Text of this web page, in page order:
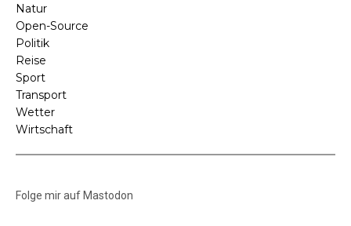
Natur
Open-Source
Politik
Reise
Sport
Transport
Wetter
Wirtschaft
Folge mir auf Mastodon